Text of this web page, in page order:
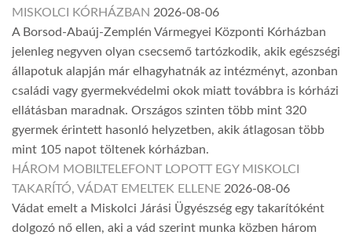
MISKOLCI KÓRHÁZBAN 2026-08-06
A Borsod-Abaúj-Zemplén Vármegyei Központi Kórházban
jelenleg negyven olyan csecsemő tartózkodik, akik egészségi
állapotuk alapján már elhagyhatnák az intézményt, azonban
családi vagy gyermekvédelmi okok miatt továbbra is kórházi
ellátásban maradnak. Országos szinten több mint 320
gyermek érintett hasonló helyzetben, akik átlagosan több
mint 105 napot töltenek kórházban.
HÁROM MOBILTELEFONT LOPOTT EGY MISKOLCI
TAKARÍTÓ, VÁDAT EMELTEK ELLENE 2026-08-06
Vádat emelt a Miskolci Járási Ügyészség egy takarítóként
dolgozó nő ellen, aki a vád szerint munka közben három